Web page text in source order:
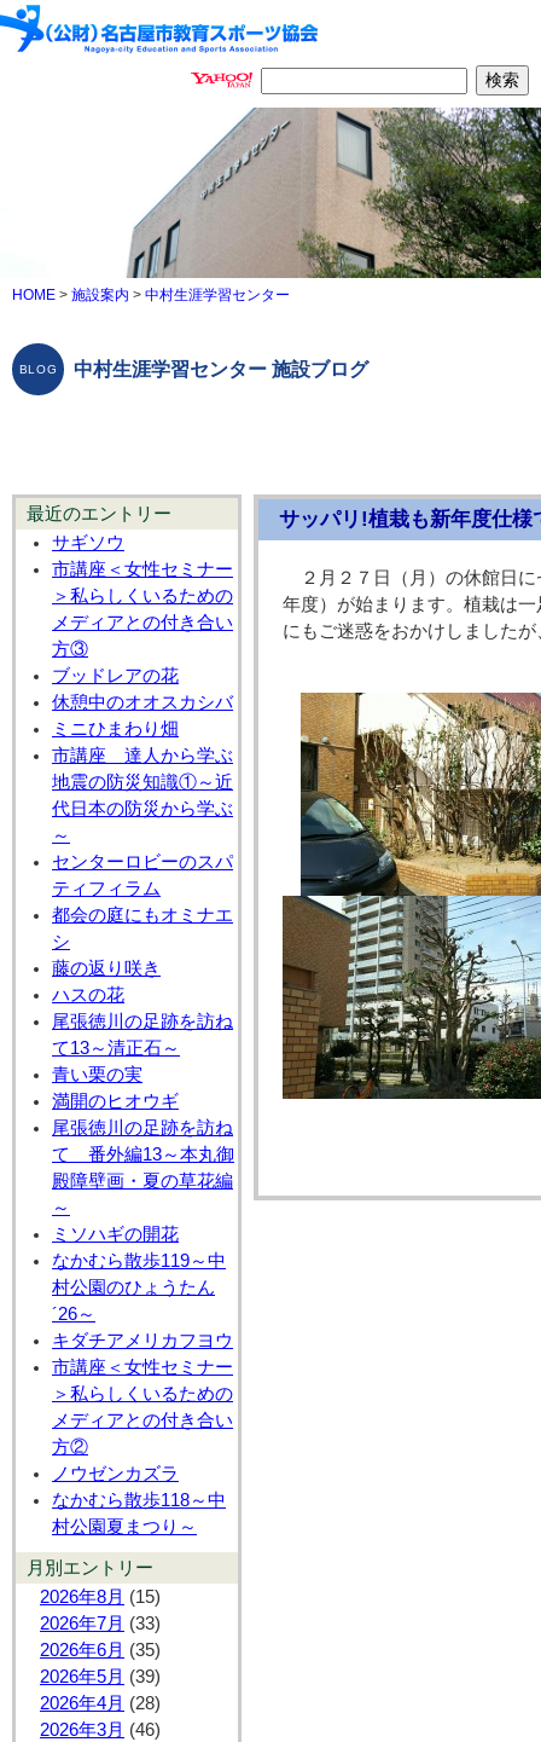
HOME > 施設案内 > 中村生涯学習センター
中村生涯学習センター 施設ブログ
最近のエントリー
サギソウ
市講座＜女性セミナー
＞私らしくいるための
メディアとの付き合い
方③
ブッドレアの花
休憩中のオオスカシバ
ミニひまわり畑
市講座 達人から学ぶ
地震の防災知識①～近
代日本の防災から学ぶ
～
センターロビーのスパ
ティフィラム
都会の庭にもオミナエ
シ
藤の返り咲き
ハスの花
尾張徳川の足跡を訪ね
て13～清正石～
青い栗の実
満開のヒオウギ
尾張徳川の足跡を訪ね
て 番外編13～本丸御
殿障壁画・夏の草花編
～
ミソハギの開花
なかむら散歩119～中
村公園のひょうたん
´26～
キダチアメリカフヨウ
市講座＜女性セミナー
＞私らしくいるための
メディアとの付き合い
方②
ノウゼンカズラ
なかむら散歩118～中
村公園夏まつり～
月別エントリー
2026年8月 (15)
2026年7月 (33)
2026年6月 (35)
2026年5月 (39)
2026年4月 (28)
2026年3月 (46)
サッパリ!植栽も新年度仕様
２月２７日（月）の休館日
年度）が始まります。植栽は
にもご迷惑をおかけしました